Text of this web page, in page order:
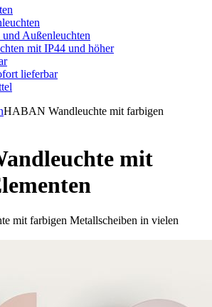
Außenleuchten
mit IP44 und höher
lieferbar
HABAN Wandleuchte mit farbigen
mit
mit farbigen Metallscheiben in vielen